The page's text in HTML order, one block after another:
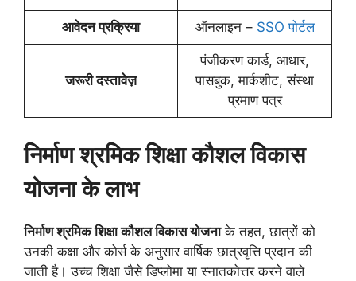
आवेदन प्रक्रिया ऑनलाइन – SSO पोर्टल
जरूरी दस्तावेज़
पंजीकरण कार्ड, आधार,
पासबुक, मार्कशीट, संस्था
प्रमाण पत्र
निर्माण श्रमिक शिक्षा कौशल विकास
योजना के लाभ
निर्माण श्रमिक शिक्षा कौशल विकास योजनाके तहत, छात्रों को
उनकी कक्षा और कोर्स के अनुसार वार्षिक छात्रवृत्ति प्रदान की
जाती है। उच्च शिक्षा जैसे डिप्लोमा या स्नातकोत्तर करने वाले